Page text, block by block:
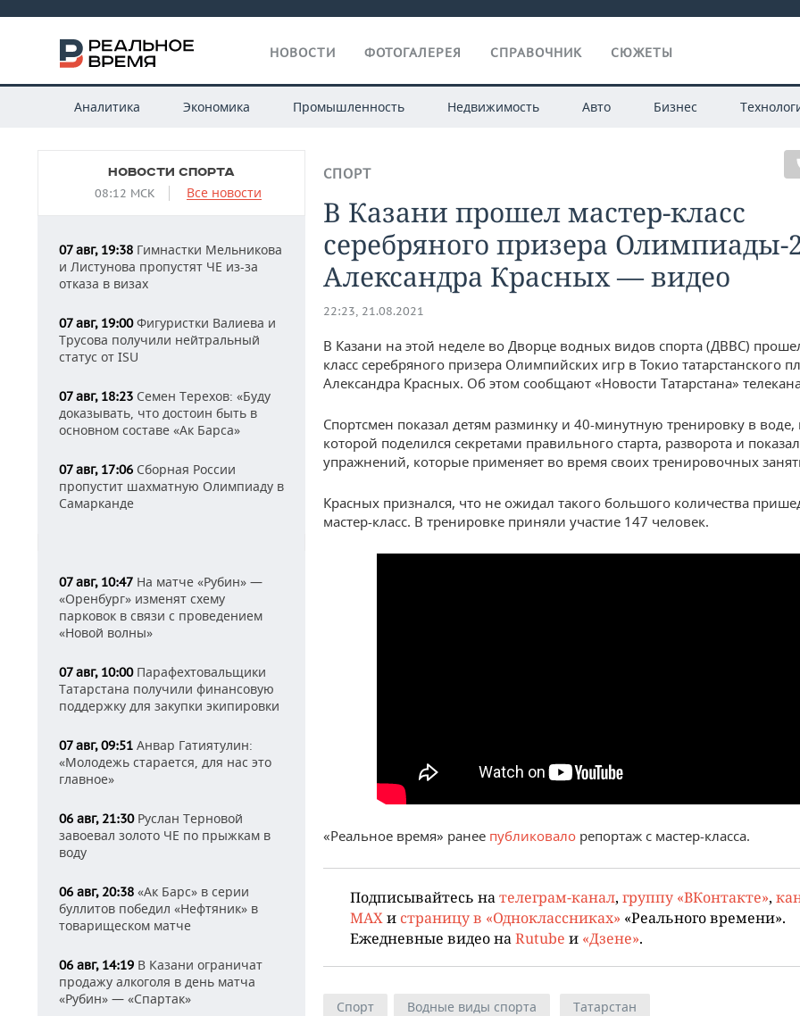
НОВОСТИ ФОТОГАЛЕРЕЯ СПРАВОЧНИК СЮЖЕТЫ
Аналитика Экономика Промышленность Недвижимость Авто Бизнес
НОВОСТИ СПОРТА
08:12 МСК Все новости
07 авг, 19:38 Гимнастки Мельникова
и Листунова пропустят ЧЕ из-за
отказа в визах
07 авг, 19:00Фигуристки Валиева и
Трусова получили нейтральный
статус от ISU
07 авг, 18:23 Семен Терехов: «Буду
доказывать, что достоин быть в
основном составе «Ак Барса»
07 авг, 17:06 Сборная России
пропустит шахматную Олимпиаду в
Самарканде
07 авг, 10:47 На матче «Рубин» —
«Оренбург» изменят схему
парковок в связи с проведением
«Новой волны»
07 авг, 10:00Парафехтовальщики
Татарстана получили финансовую
поддержку для закупки экипировки
07 авг, 09:51 Анвар Гатиятулин:
«Молодежь старается, для нас это
главное»
06 авг, 21:30Руслан Терновой
завоевал золото ЧЕ по прыжкам в
воду
06 авг, 20:38 «Ак Барс» в серии
буллитов победил «Нефтяник» в
товарищеском матче
06 авг, 14:19 В Казани ограничат
продажу алкоголя в день матча
«Рубин» — «Спартак»
СПОРТ
В Казани прошел мастер-класс
серебряного призера Олимпиады-
Александра Красных — видео
22:23, 21.08.2021
В Казани на этой неделе во Дворце водных видов спорта (ДВВС)
класс серебряного призера Олимпийских игр в Токио татарстанского
Александра Красных. Об этом сообщают «Новости Татарстана»
Спортсмен показал детям разминку и 40-минутную тренировку в воде,
которой поделился секретами правильного старта, разворота и
упражнений, которые применяет во время своих тренировочных
Красных признался, что не ожидал такого большого количества
мастер-класс. В тренировке приняли участие 147 человек.
«Реальное время» ранее публиковало репортаж с мастер-класса.
Подписывайтесь на телеграм-канал, группу «ВКонтакте»,
MAX и страницу в «Одноклассниках» «Реального времени».
Ежедневные видео на Rutube и «Дзене».
Спорт Водные виды спорта Татарстан